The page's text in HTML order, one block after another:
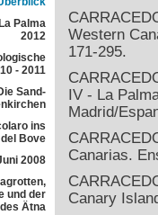
Palma
2012
- 2011
Sand-
ins
Bove
2008
und der
Ätna
Western
171-295.
IV - La
Madrid/
Canarias.
Canary